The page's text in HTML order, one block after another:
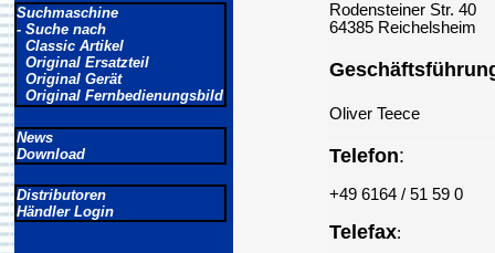
Suchmaschine
- Suche nach
Classic Artikel
Original Ersatzteil
Original Gerät
Original Fernbedienungsbild
News
Download
Distributoren
Händler Login
Rodensteiner Str. 40
64385 Reichelsheim
Oliver Teece
Telefon:
+49 6164 / 51 59 0
Telefax: